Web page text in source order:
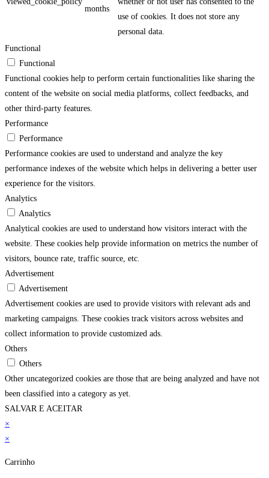
months
use of cookies. It does not store any
personal data.
Functional
Functional
Functional cookies help to perform certain functionalities like sharing the
content of the website on social media platforms, collect feedbacks, and
other third-party features.
Performance
Performance
Performance cookies are used to understand and analyze the key
performance indexes of the website which helps in delivering a better user
experience for the visitors.
Analytics
Analytics
Analytical cookies are used to understand how visitors interact with the
website. These cookies help provide information on metrics the number of
visitors, bounce rate, traffic source, etc.
Advertisement
Advertisement
Advertisement cookies are used to provide visitors with relevant ads and
marketing campaigns. These cookies track visitors across websites and
collect information to provide customized ads.
Others
Others
Other uncategorized cookies are those that are being analyzed and have not
been classified into a category as yet.
SALVAR E ACEITAR
×
×
Carrinho